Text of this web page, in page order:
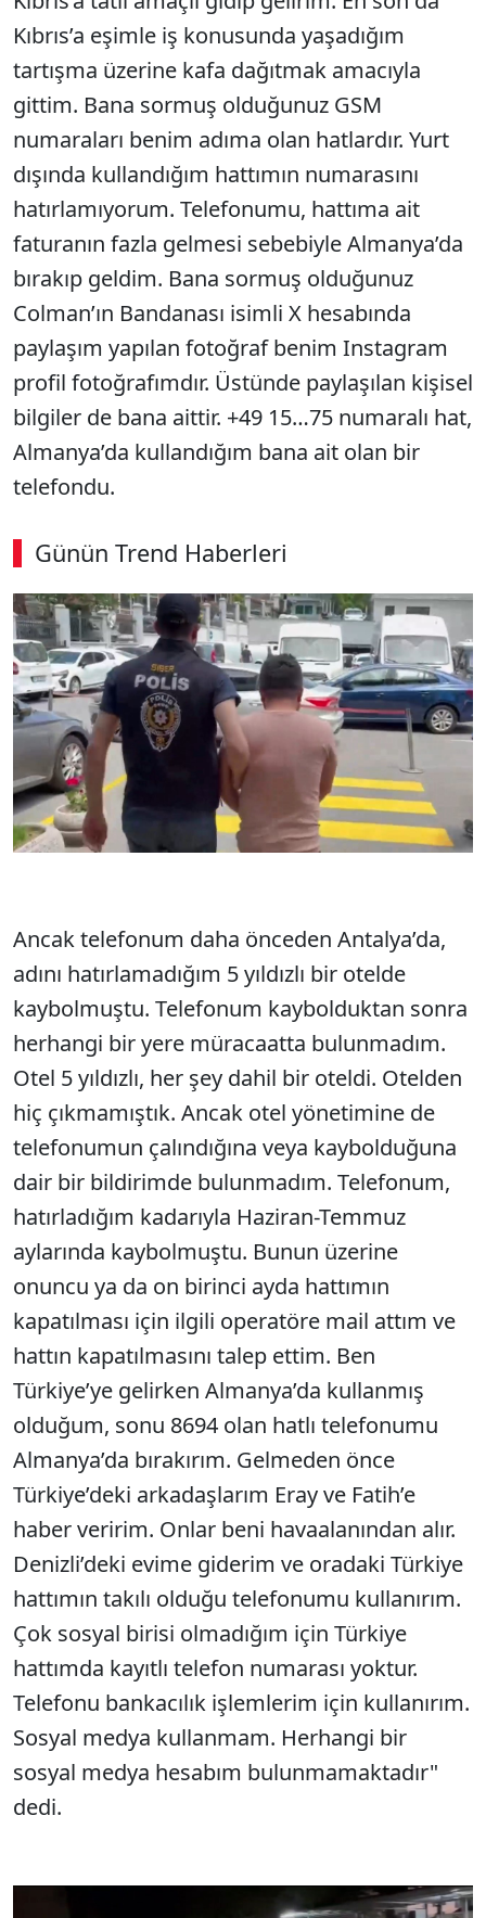
Kıbrıs’a eşimle iş konusunda yaşadığım
tartışma üzerine kafa dağıtmak amacıyla
gittim. Bana sormuş olduğunuz GSM
numaraları benim adıma olan hatlardır. Yurt
dışında kullandığım hattımın numarasını
hatırlamıyorum. Telefonumu, hattıma ait
faturanın fazla gelmesi sebebiyle Almanya’da
bırakıp geldim. Bana sormuş olduğunuz
Colman’ın Bandanası isimli X hesabında
paylaşım yapılan fotoğraf benim Instagram
profil fotoğrafımdır. Üstünde paylaşılan kişisel
bilgiler de bana aittir. +49 15…75 numaralı hat,
Almanya’da kullandığım bana ait olan bir
telefondu.
Günün Trend Haberleri
Ancak telefonum daha önceden Antalya’da,
adını hatırlamadığım 5 yıldızlı bir otelde
kaybolmuştu. Telefonum kaybolduktan sonra
herhangi bir yere müracaatta bulunmadım.
Otel 5 yıldızlı, her şey dahil bir oteldi. Otelden
hiç çıkmamıştık. Ancak otel yönetimine de
telefonumun çalındığına veya kaybolduğuna
dair bir bildirimde bulunmadım. Telefonum,
hatırladığım kadarıyla Haziran-Temmuz
aylarında kaybolmuştu. Bunun üzerine
onuncu ya da on birinci ayda hattımın
kapatılması için ilgili operatöre mail attım ve
hattın kapatılmasını talep ettim. Ben
Türkiye’ye gelirken Almanya’da kullanmış
olduğum, sonu 8694 olan hatlı telefonumu
Almanya’da bırakırım. Gelmeden önce
Türkiye’deki arkadaşlarım Eray ve Fatih’e
haber veririm. Onlar beni havaalanından alır.
Denizli’deki evime giderim ve oradaki Türkiye
hattımın takılı olduğu telefonumu kullanırım.
Çok sosyal birisi olmadığım için Türkiye
hattımda kayıtlı telefon numarası yoktur.
Telefonu bankacılık işlemlerim için kullanırım.
Sosyal medya kullanmam. Herhangi bir
sosyal medya hesabım bulunmamaktadır"
dedi.